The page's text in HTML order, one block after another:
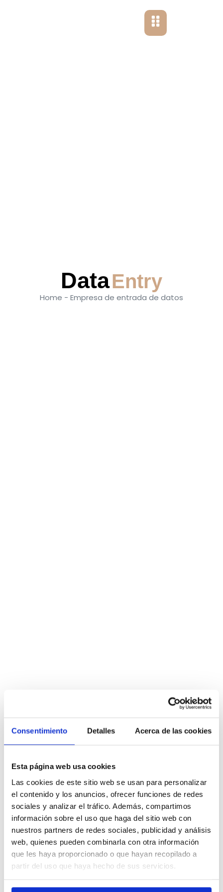
Consentimiento Detalles Acerca de las cookies
Esta página web usa cookies
Las cookies de este sitio web se usan para personalizar
el contenido y los anuncios, ofrecer funciones de redes
sociales y analizar el tráfico. Además, compartimos
información sobre el uso que haga del sitio web con
nuestros partners de redes sociales, publicidad y análisis
web, quienes pueden combinarla con otra información
que les haya proporcionado o que hayan recopilado a
partir del uso que haya hecho de sus servicios.
DataEntry
Home - Empresa de entrada de datos